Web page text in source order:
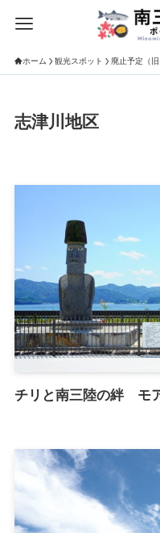
ホーム 観光スポット 廃止予定（旧
志津川地区
チリと南三陸の絆 モ